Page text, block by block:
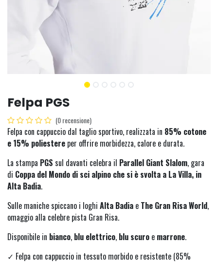
Felpa PGS
(0 recensione)
Felpa con cappuccio dal taglio sportivo, realizzata in 85% cotone
e 15% poliestere per offrire morbidezza, calore e durata.
La stampa PGS sul davanti celebra il Parallel Giant Slalom, gara
di Coppa del Mondo di sci alpino che si è svolta a La Villa, in
Alta Badia.
Sulle maniche spiccano i loghi Alta Badia e The Gran Risa World,
omaggio alla celebre pista Gran Risa.
Disponibile in bianco, blu elettrico, blu scuro e marrone.
✓ Felpa con cappuccio in tessuto morbido e resistente (85%